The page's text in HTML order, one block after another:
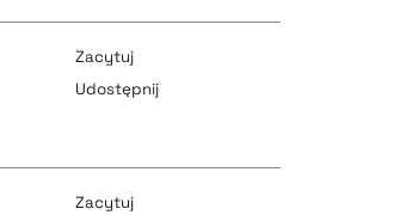
pobierz cytat
pobierz cytat
pobierz cytat
Zacytuj
Udostępnij
Zacytuj